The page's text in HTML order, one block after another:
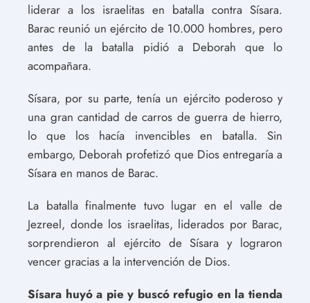
liderar a los israelitas en batalla contra Sísara.
Barac reunió un ejército de 10.000 hombres, pero
antes de la batalla pidió a Deborah que lo
acompañara.
Sísara, por su parte, tenía un ejército poderoso y
una gran cantidad de carros de guerra de hierro,
lo que los hacía invencibles en batalla. Sin
embargo, Deborah profetizó que Dios entregaría a
Sísara en manos de Barac.
La batalla finalmente tuvo lugar en el valle de
Jezreel, donde los israelitas, liderados por Barac,
sorprendieron al ejército de Sísara y lograron
vencer gracias a la intervención de Dios.
Sísara huyó a pie y buscó refugio en la tienda